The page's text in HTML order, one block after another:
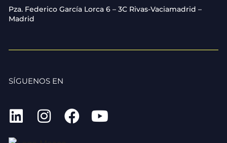
Pza. Federico García Lorca 6 – 3C Rivas-Vaciamadrid –
Madrid
SÍGUENOS EN